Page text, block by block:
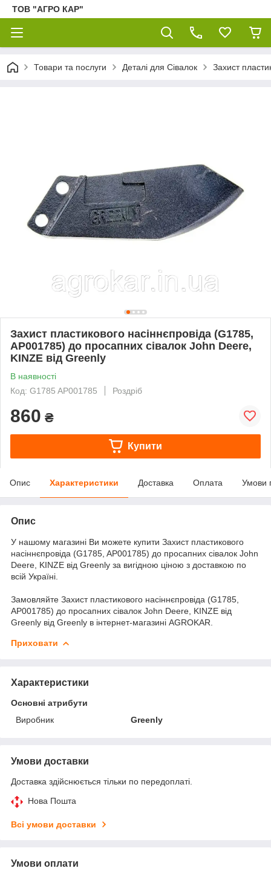
ТОВ "АГРО КАР"
Товари та послуги Деталі для Сівалок Захист
Захист пластикового насіннєпровіда (G1785,
AP001785) до просапних сівалок John Deere,
KINZE від Greenly
В наявності
Код: G1785 AP001785
Роздріб
860 ₴
Купити
Опис Характеристики Доставка Оплата Умови
Опис
У нашому магазині Ви можете купити Захист пластикового
насіннєпровіда (G1785, AP001785) до просапних сівалок John
Deere, KINZE від Greenly за вигідною ціною з доставкою по
всій Україні.
Замовляйте Захист пластикового насіннєпровіда (G1785,
AP001785) до просапних сівалок John Deere, KINZE від
Greenly від Greenly в інтернет-магазині AGROKAR.
Приховати
Характеристики
Основні атрибути
Виробник
Greenly
Умови доставки
Доставка здійснюється тільки по передоплаті.
Нова Пошта
Всі умови доставки
Умови оплати